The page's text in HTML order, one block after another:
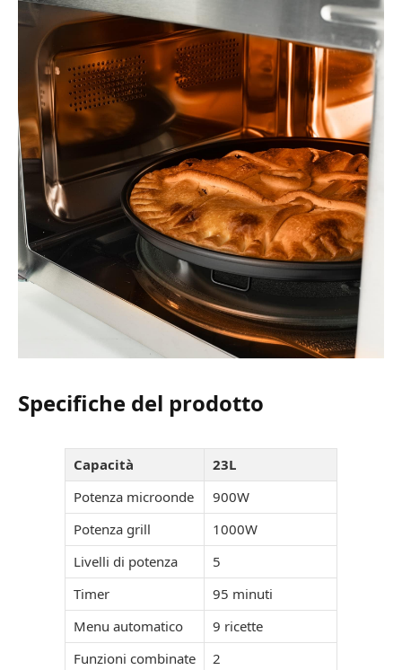
Specifiche del prodotto
Capacità
23L
Potenza microonde
900W
Potenza grill
1000W
Livelli di potenza
5
Timer
95 minuti
Menu automatico
9 ricette
Funzioni combinate
2